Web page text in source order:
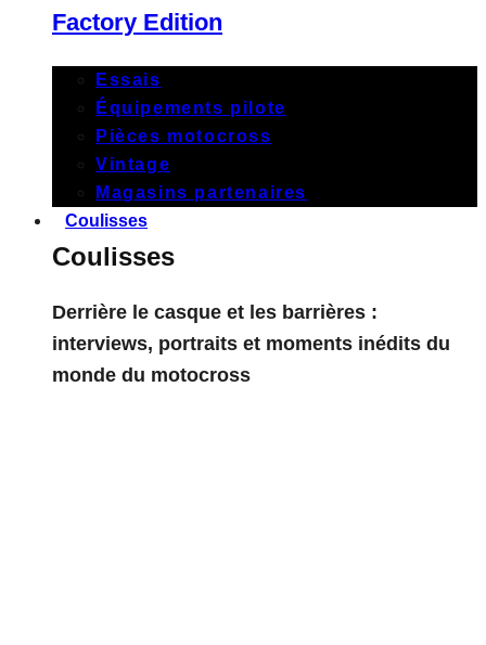
Factory Edition
Essais
Équipements pilote
Pièces motocross
Vintage
Magasins partenaires
Coulisses
Coulisses
Derrière le casque et les barrières :
interviews, portraits et moments inédits du
monde du motocross